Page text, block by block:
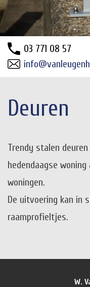
03 771 08 57
Deuren
Trendy stalen
hedendaagse
woningen.
De uitvoering kan in
raamprofieltjes.
W.